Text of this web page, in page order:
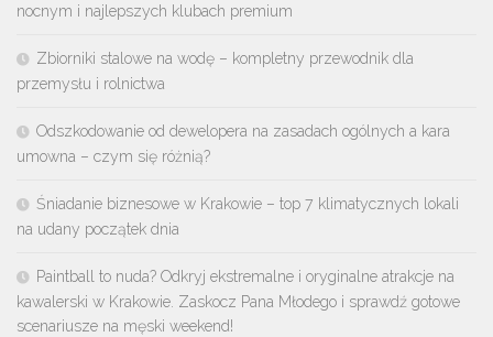
nocnym i najlepszych klubach premium
Zbiorniki stalowe na wodę – kompletny przewodnik dla
przemysłu i rolnictwa
Odszkodowanie od dewelopera na zasadach ogólnych a kara
umowna – czym się różnią?
Śniadanie biznesowe w Krakowie – top 7 klimatycznych lokali
na udany początek dnia
Paintball to nuda? Odkryj ekstremalne i oryginalne atrakcje na
kawalerski w Krakowie. Zaskocz Pana Młodego i sprawdź gotowe
scenariusze na męski weekend!